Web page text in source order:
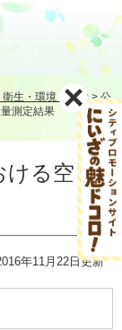
衛生・環境・動物 >公
測定結果
ける空
年11月22日更新